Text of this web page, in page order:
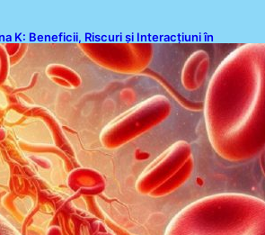
K: Beneficii, Riscuri și Interacțiuni în
Sângelui